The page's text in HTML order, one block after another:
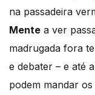
na passadeira
Mente a ver
madrugada fora
e debater – e até
podem mandar